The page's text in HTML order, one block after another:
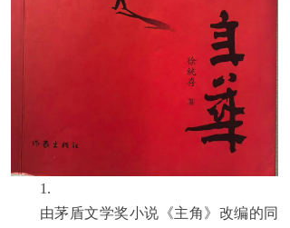
1.
由茅盾文学奖小说《主角》改编的同